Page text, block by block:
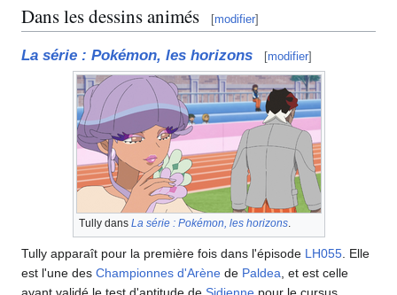
Dans les dessins animés [modifier]
La série : Pokémon, les horizons [modifier]
Tully dans La série : Pokémon, les horizons.
Tully apparaît pour la première fois dans l'épisode LH055. Elle
est l'une des Championnes d'Arène de Paldea, et est celle